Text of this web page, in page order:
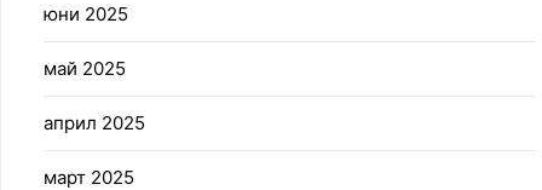
юни 2025
май 2025
април 2025
март 2025